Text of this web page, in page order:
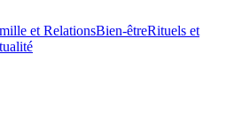
et RelationsBien-êtreRituels et